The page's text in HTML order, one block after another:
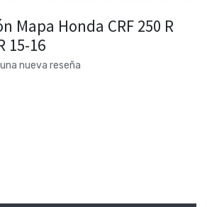
Mapa Honda CRF 250 R
15-16
nueva reseña